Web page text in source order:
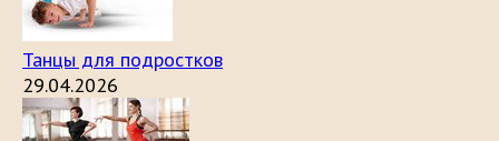
Танцы для подростков
29.04.2026